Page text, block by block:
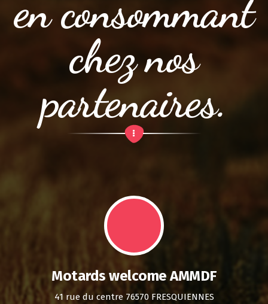
en consommant
chez nos
partenaires.
Motards welcome AMMDF
41 rue du centre 76570 FRESQUIENNES